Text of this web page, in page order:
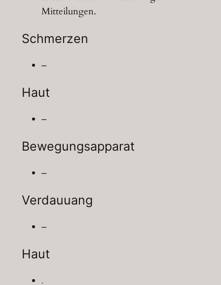
Mitteilungen.
Schmerzen
–
Haut
–
Bewegungsapparat
–
Verdauuang
–
Haut
.